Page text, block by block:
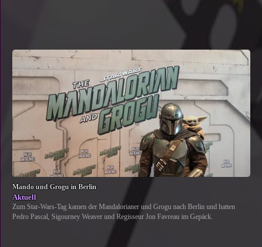
Mando und Grogu in Berlin
Aktuell
Zum Star-Wars-Tag kamen der Mandalorianer und Grogu nach Berlin und hatten
Pedro Pascal, Sigourney Weaver und Regisseur Jon Favreau im Gepäck.